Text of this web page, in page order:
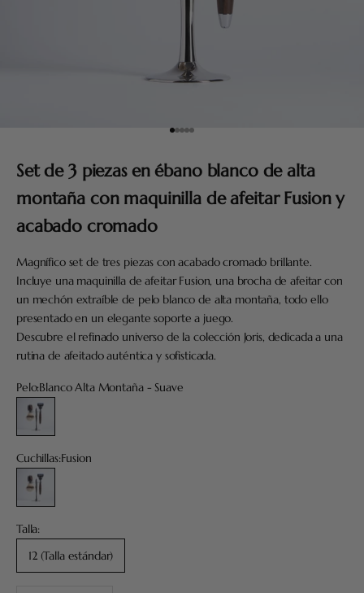
Ir al artículo 1
Ir al artículo 2
Ir al artículo 3
Ir al artículo 4
Ir al artículo 5
Set de 3 piezas en ébano blanco de alta
montaña con maquinilla de afeitar Fusion y
acabado cromado
Magnífico set de tres piezas con acabado cromado brillante.
Incluye una maquinilla de afeitar Fusion, una brocha de afeitar con
un mechón extraíble de pelo blanco de alta montaña, todo ello
presentado en un elegante soporte a juego.
Descubre el refinado universo de la colección Joris, dedicada a una
rutina de afeitado auténtica y sofisticada.
Pelo:Blanco Alta Montaña - Suave
Blanco Alta Montaña - Suave
Cuchillas:Fusion
Fusion
Talla:
12 (Talla estándar)